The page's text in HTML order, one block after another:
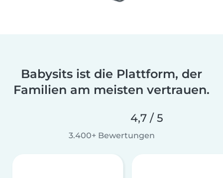
Babysits ist die Plattform, der
Familien am meisten vertrauen.
4,7 / 5
3.400+ Bewertungen